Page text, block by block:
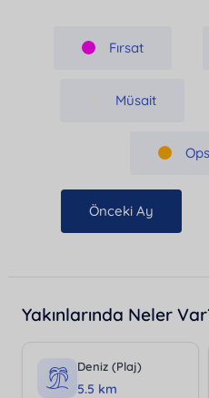
Fırsat
Müsait
Önceki Ay
Yakınlarında Neler
Deniz (Plaj)
5.5 km